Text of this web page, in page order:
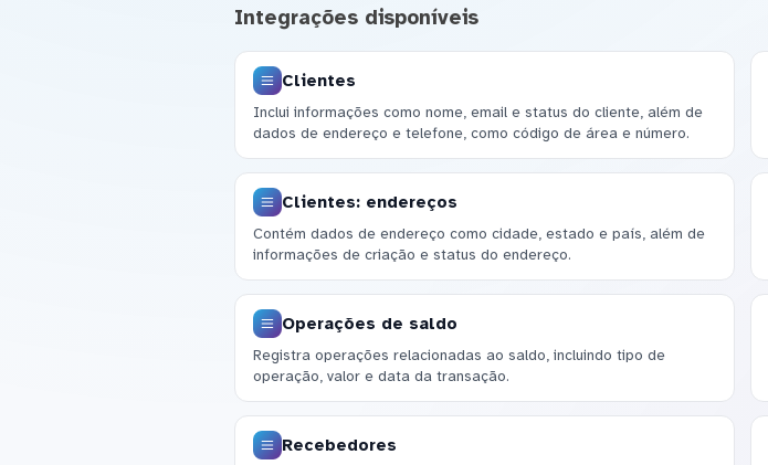
Integrações disponíveis
Clientes
Inclui informações como nome, email e status do cliente, além de
dados de endereço e telefone, como código de área e número.
Clientes: endereços
Contém dados de endereço como cidade, estado e país, além de
informações de criação e status do endereço.
Operações de saldo
Registra operações relacionadas ao saldo, incluindo tipo de
operação, valor e data da transação.
Recebedores